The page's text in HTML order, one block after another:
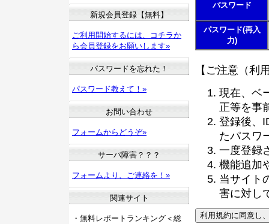
パスワード
パスワード(再入
力)
【ご注意（利
現在、ベ
正等を事
登録後、
たパスワ
一度登録
機能追加
当サイト
害に対し
新規会員登録【無料】
ご利用開始するには、コチラか
ら会員登録をお願いします»
パスワードを忘れた！
パスワード教えて！»
お問い合わせ
フォームからどうぞ»
サーバ障害？？？
フォームより、ご連絡を！»
関連サイト
・無料レポートランキング＜総